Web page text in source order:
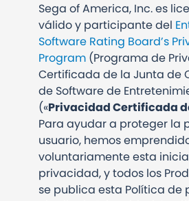
Sega of America, Inc. es
válido y participante del
Software Rating Board’s
Program (Programa de
Certificada de la Junta de
de Software de
(«Privacidad Certificada
Para ayudar a proteger la
usuario, hemos
voluntariamente esta
privacidad, y todos los
se publica esta Política de